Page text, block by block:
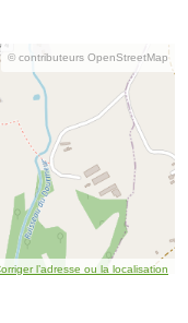
© contributeurs OpenStreetMap
l’adresse ou la localisation